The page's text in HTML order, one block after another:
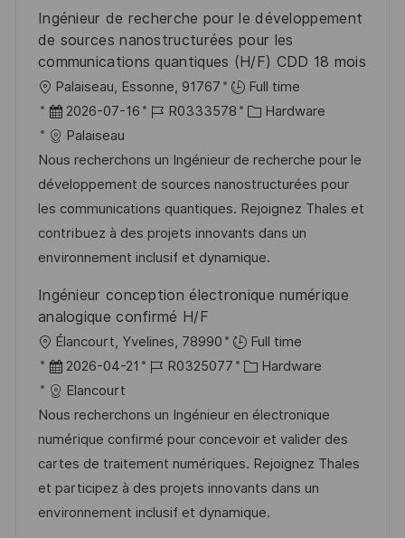
u
n
g
r
f
f
e
t
u
n
g
Ingénieur de recherche pour le développement
de sources nanostructurées pour les
communications quantiques (H/F) CDD 18 mois
O
r
t
Palaiseau, Essonne, 91767
Full time
D
a
t
u
m
d
e
V
ö
f
2026-07-16
J
b
-
I
D
R0333578
K
t
e
g
o
r
e
Hardware
Palaiseau
Nous recherchons un Ingénieur de recherche pour le
développement de sources nanostructurées pour
les communications quantiques. Rejoignez Thales et
contribuez à des projets innovants dans un
environnement inclusif et dynamique.
Ingénieur conception électronique numérique
analogique confirmé H/F
O
r
t
Élancourt, Yvelines, 78990
Full time
D
a
t
u
m
d
e
2026-04-21
J
b
-
I
D
R0325077
K
t
e
g
o
r
Hardware
Elancourt
Nous recherchons un Ingénieur en électronique
numérique confirmé pour concevoir et valider des
cartes de traitement numériques. Rejoignez Thales
et participez à des projets innovants dans un
environnement inclusif et dynamique.